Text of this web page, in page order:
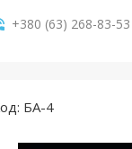
+380 (63) 268-83-53
БА-4